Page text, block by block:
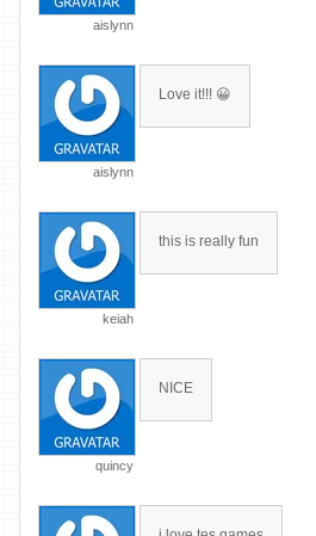
aislynn
aislynn
Love it!!! 😀
keiah
this is really fun
quincy
NICE